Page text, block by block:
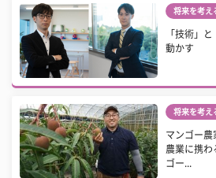
将来を考え
「技術」
動かす
将来を考え
マンゴー農
農業に携わ
ゴー...